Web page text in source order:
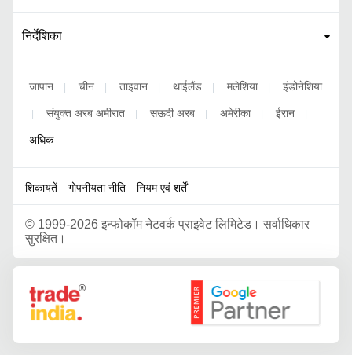
निर्देशिका
जापान चीन ताइवान थाईलैंड मलेशिया इंडोनेशिया
संयुक्त अरब अमीरात सऊदी अरब अमेरीका ईरान
अधिक
शिकायतें गोपनीयता नीति नियम एवं शर्तें
© 1999-2026 इन्फोकॉम नेटवर्क प्राइवेट लिमिटेड। सर्वाधिकार
सुरक्षित।
Google Partner